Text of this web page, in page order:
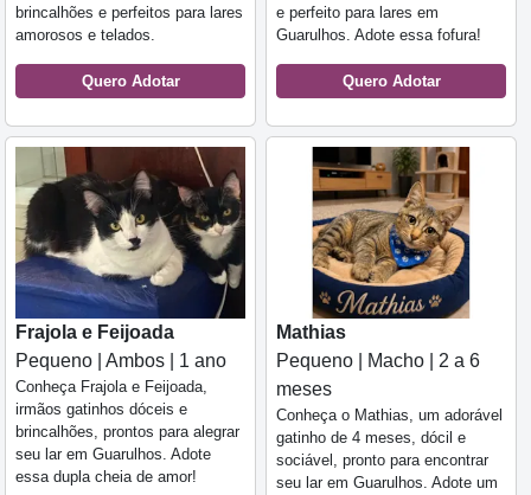
brincalhões e perfeitos para lares
amorosos e telados.
Quero Adotar
e perfeito para lares em
Guarulhos. Adote essa fofura!
Quero Adotar
Frajola e Feijoada
Pequeno | Ambos | 1 ano
Conheça Frajola e Feijoada,
irmãos gatinhos dóceis e
brincalhões, prontos para alegrar
seu lar em Guarulhos. Adote
essa dupla cheia de amor!
Mathias
Pequeno | Macho | 2 a 6
meses
Conheça o Mathias, um adorável
gatinho de 4 meses, dócil e
sociável, pronto para encontrar
seu lar em Guarulhos. Adote um